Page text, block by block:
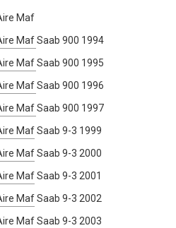
Maf
Maf Saab 900 1994
Maf Saab 900 1995
Maf Saab 900 1996
Maf Saab 900 1997
Maf Saab 9-3 1999
Maf Saab 9-3 2000
Maf Saab 9-3 2001
Maf Saab 9-3 2002
Maf Saab 9-3 2003